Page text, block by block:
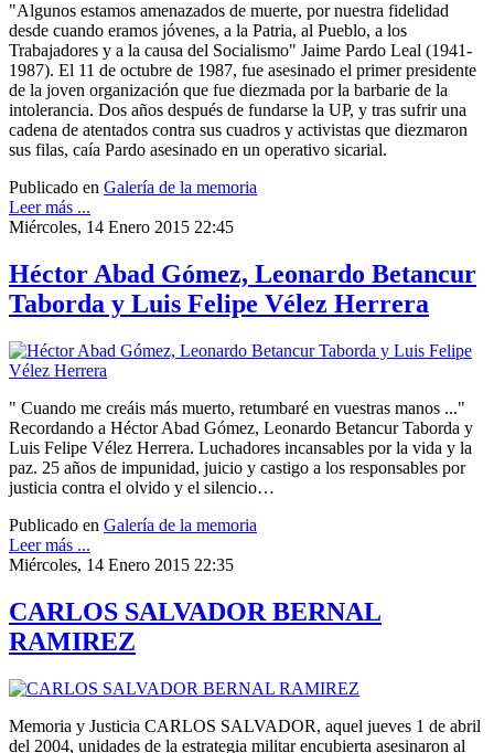
"Algunos estamos amenazados de muerte, por nuestra fidelidad
desde cuando eramos jóvenes, a la Patria, al Pueblo, a los
Trabajadores y a la causa del Socialismo" Jaime Pardo Leal (1941-
1987). El 11 de octubre de 1987, fue asesinado el primer presidente
de la joven organización que fue diezmada por la barbarie de la
intolerancia. Dos años después de fundarse la UP, y tras sufrir una
cadena de atentados contra sus cuadros y activistas que diezmaron
sus filas, caía Pardo asesinado en un operativo sicarial.
Publicado en Galería de la memoria
Leer más ...
Miércoles, 14 Enero 2015 22:45
Héctor Abad Gómez, Leonardo Betancur
Taborda y Luis Felipe Vélez Herrera
" Cuando me creáis más muerto, retumbaré en vuestras manos ..."
Recordando a Héctor Abad Gómez, Leonardo Betancur Taborda y
Luis Felipe Vélez Herrera. Luchadores incansables por la vida y la
paz. 25 años de impunidad, juicio y castigo a los responsables por
justicia contra el olvido y el silencio…
Publicado en Galería de la memoria
Leer más ...
Miércoles, 14 Enero 2015 22:35
CARLOS SALVADOR BERNAL
RAMIREZ
Memoria y Justicia CARLOS SALVADOR, aquel jueves 1 de abril
del 2004, unidades de la estrategia militar encubierta asesinaron al